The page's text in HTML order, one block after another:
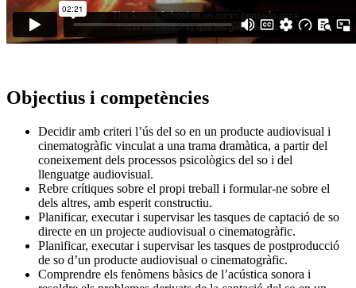
Objectius i competències
Decidir amb criteri l’ús del so en un producte audiovisual i
cinematogràfic vinculat a una trama dramàtica, a partir del
coneixement dels processos psicològics del so i del
llenguatge audiovisual.
Rebre crítiques sobre el propi treball i formular-ne sobre el
dels altres, amb esperit constructiu.
Planificar, executar i supervisar les tasques de captació de so
directe en un projecte audiovisual o cinematogràfic.
Planificar, executar i supervisar les tasques de postproducció
de so d’un producte audiovisual o cinematogràfic.
Comprendre els fenòmens bàsics de l’acústica sonora i